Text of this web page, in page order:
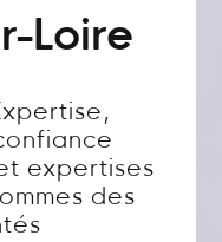
Loire
expertises
des